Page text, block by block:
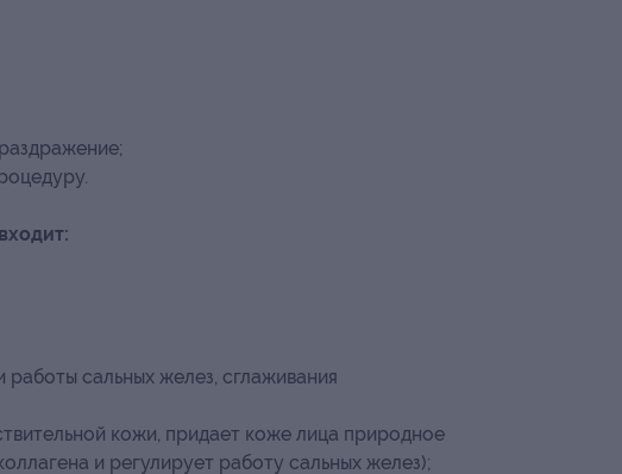
сальных желез, сглаживания
кожи, придает коже лица природное
и регулирует работу сальных желез);